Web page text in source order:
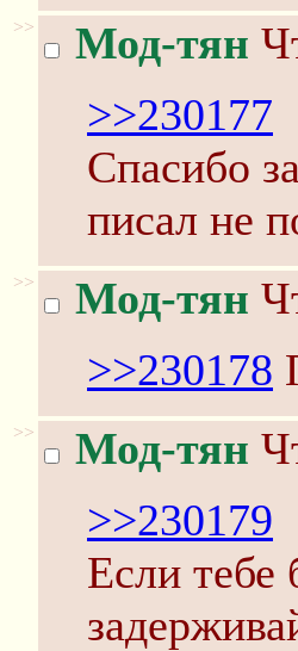
>> Мод-тян
>>230177
Спасибо
писал не
>> Мод-тян
>>230178
>> Мод-тян
>>230179
Если тебе